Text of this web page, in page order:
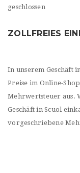
geschlossen
ZOLLFREIES
In unserem Geschäft
Preise im Online-
Mehrwertsteuer aus.
Geschäft in Scuol
vorgeschriebene